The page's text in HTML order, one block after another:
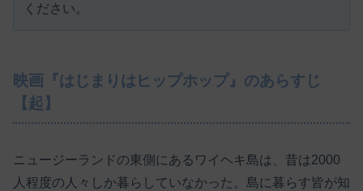
ください。
映画『はじまりはヒップホップ』のあらすじ
【起】
ニュージーランドの東側にあるワイヘキ島は、昔は2000
人程度の人々しか暮らしていなかった。島に暮らす皆が知